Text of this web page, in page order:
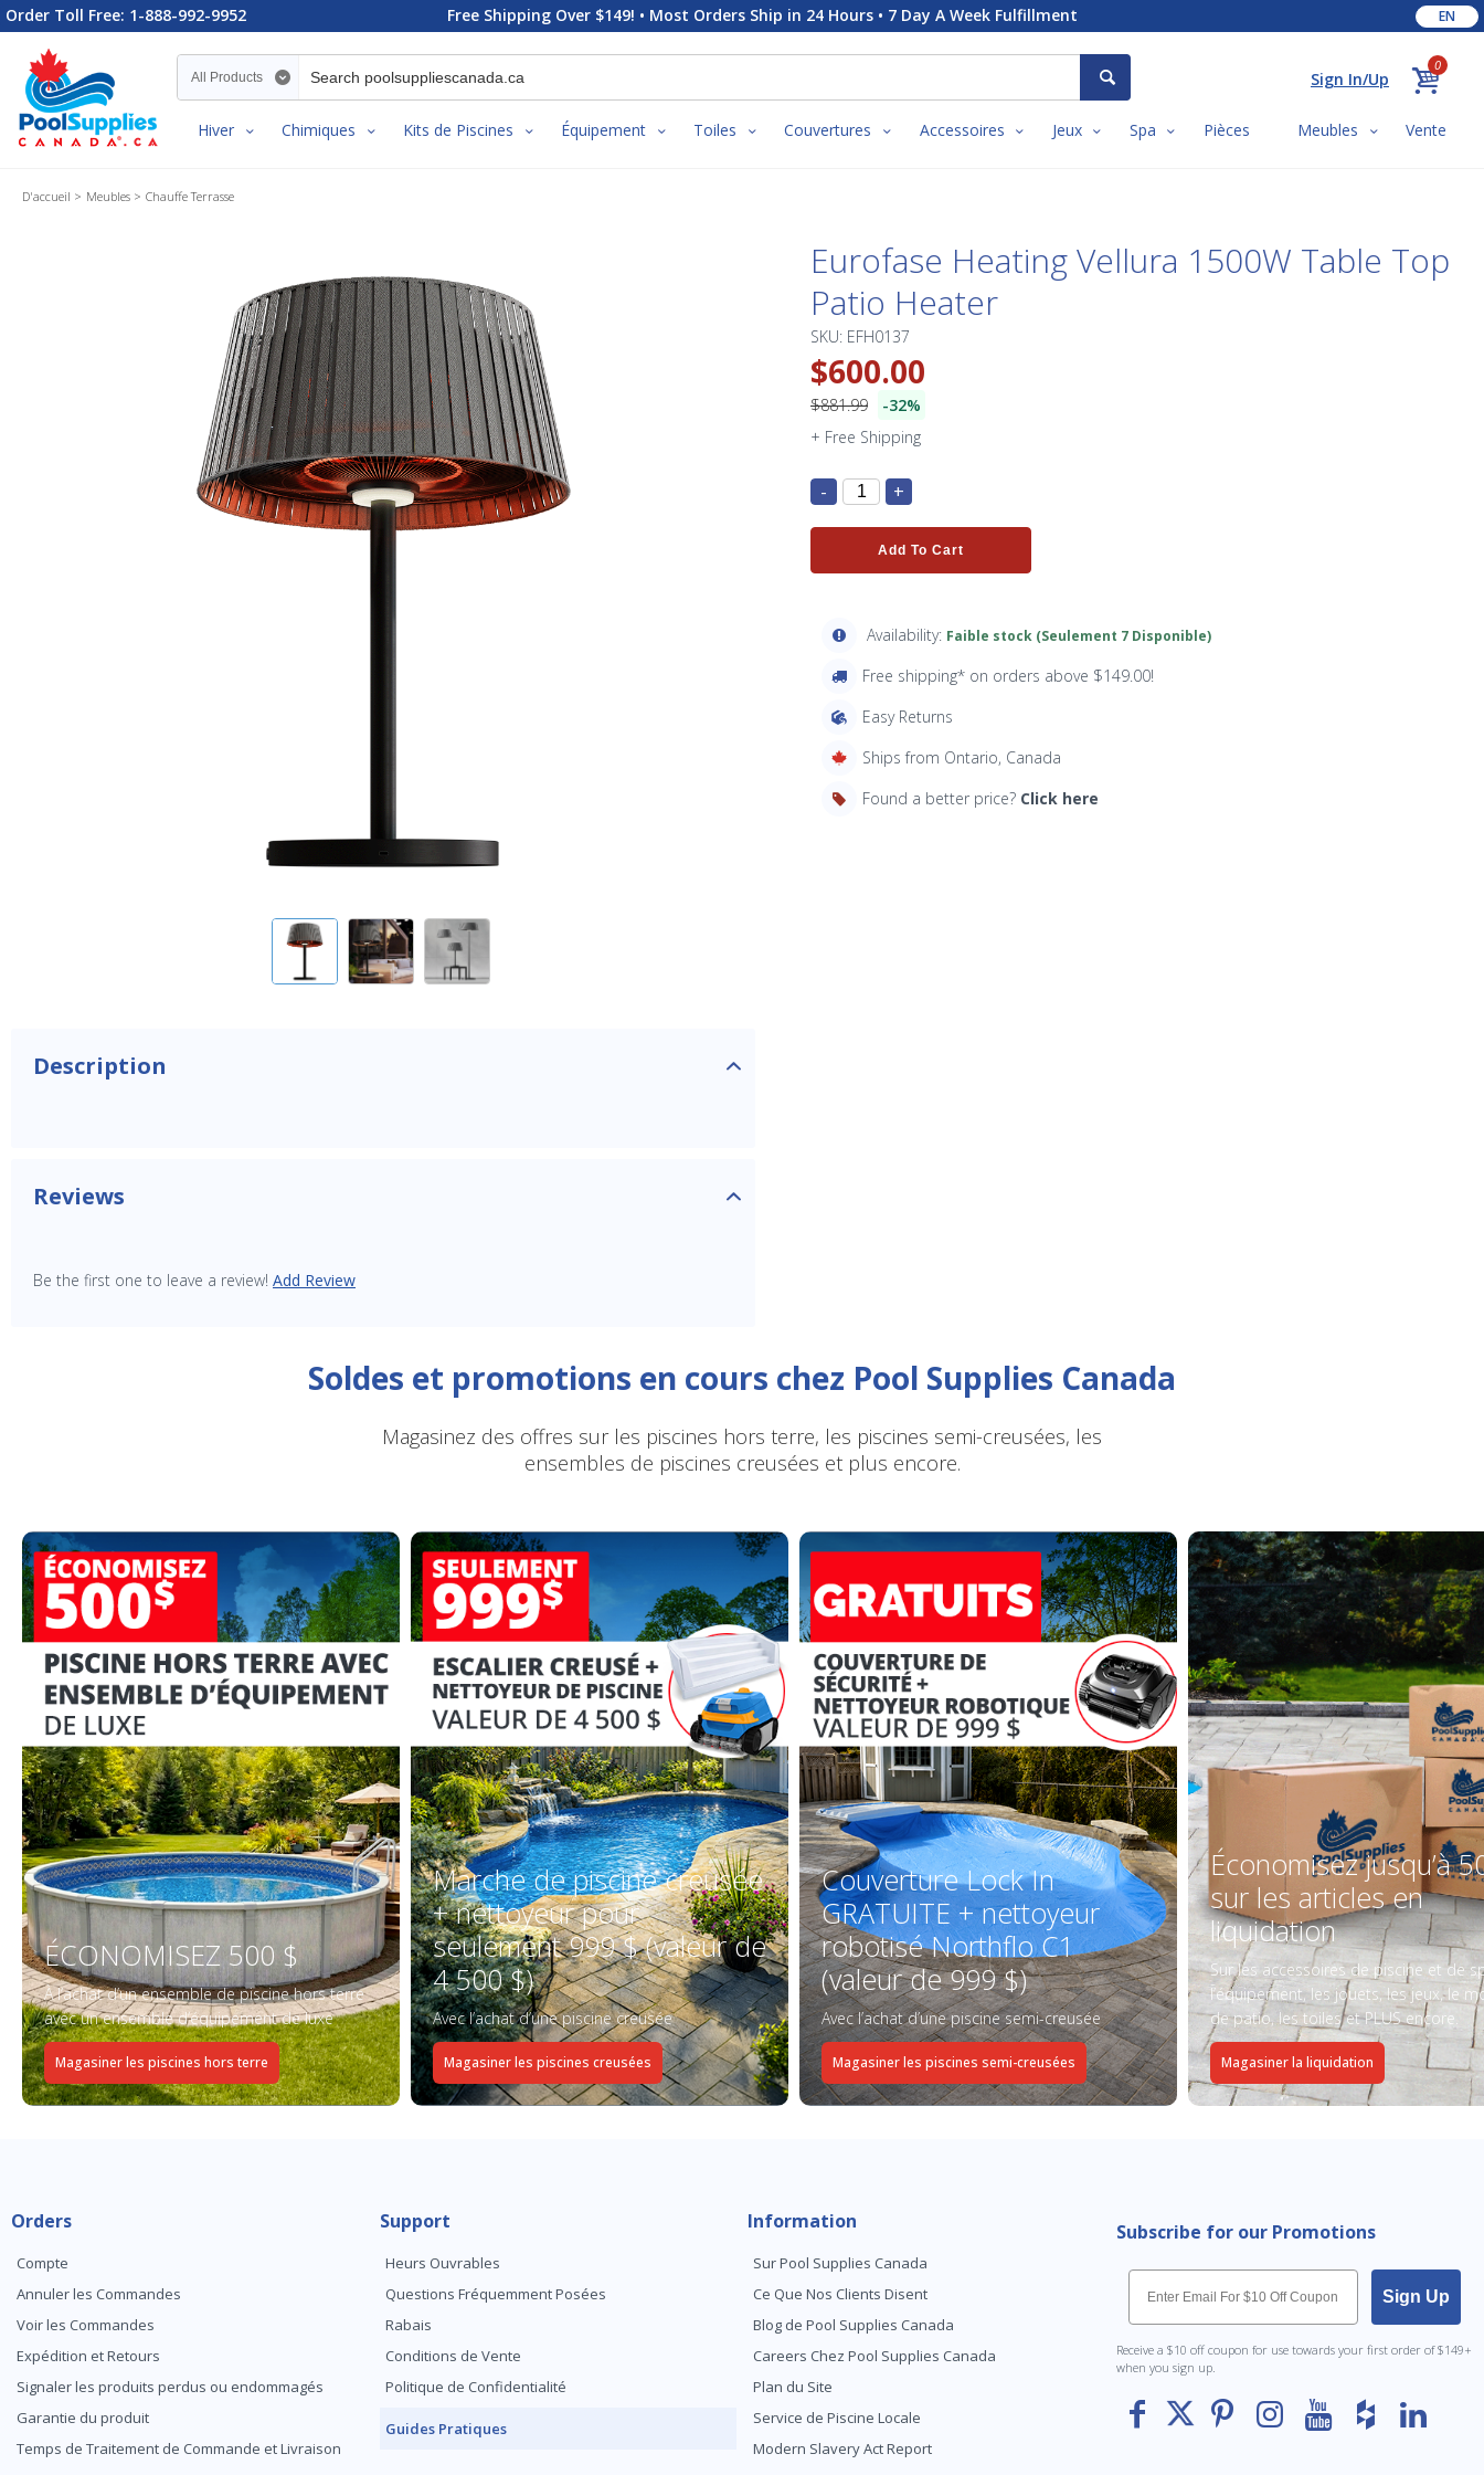
Order Toll Free: 1-888-992-9952 Free Shipping Over $149! • Most Orders Ship in 24 Hours • 7 Day A Week Fulfillment EN
Sign In/Up
0
Search category
Hiver Chimiques Kits de Piscines Équipement Toiles Couvertures Accessoires Jeux Spa Pièces Meubles Vente
D'accueil Meubles Chauffe Terrasse
Eurofase Heating Vellura 1500W Table Top
Patio Heater
SKU: EFH0137
$600.00
$881.99
-32%
+ Free Shipping
- +
Add To Cart
Availability: Faible stock (Seulement 7 Disponible)
Free shipping* on orders above $149.00!
Easy Returns
Ships from Ontario, Canada
Found a better price? Click here
Description
Reviews
Be the first one to leave a review! Add Review
Soldes et promotions en cours chez Pool Supplies Canada
Magasinez des offres sur les piscines hors terre, les piscines semi-creusées, les
ensembles de piscines creusées et plus encore.
ÉCONOMISEZ 500 $
À l’achat d’un ensemble de piscine hors terre
avec un ensemble d’équipement de luxe
Magasiner les piscines hors terre
Marche de piscine creusée
+ nettoyeur pour
seulement 999 $ (valeur de
4 500 $)
Avec l’achat d’une piscine creusée
Magasiner les piscines creusées
Couverture Lock In
GRATUITE + nettoyeur
robotisé Northflo C1
(valeur de 999 $)
Avec l’achat d’une piscine semi-creusée
Magasiner les piscines semi-creusées
Économisez jusqu’à
sur les articles en
liquidation
Sur les accessoires de piscine et de
l’équipement, les jouets, les jeux, le
de patio, les toiles et PLUS encore.
Magasiner la liquidation
Orders
Compte
Annuler les Commandes
Voir les Commandes
Expédition et Retours
Signaler les produits perdus ou endommagés
Garantie du produit
Temps de Traitement de Commande et Livraison
Support
Heurs Ouvrables
Questions Fréquemment Posées
Rabais
Conditions de Vente
Politique de Confidentialité
Guides Pratiques
Information
Sur Pool Supplies Canada
Ce Que Nos Clients Disent
Blog de Pool Supplies Canada
Careers Chez Pool Supplies Canada
Plan du Site
Service de Piscine Locale
Modern Slavery Act Report
Subscribe for our Promotions
Email
Sign Up
Receive a $10 off coupon for use towards your first order of $149+
when you sign up.
SAVE $10 OFF